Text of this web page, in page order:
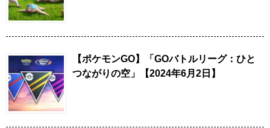
【ポケモンGO】「GOバトルリーグ：ひと
つながりの空」【2024年6月2日】